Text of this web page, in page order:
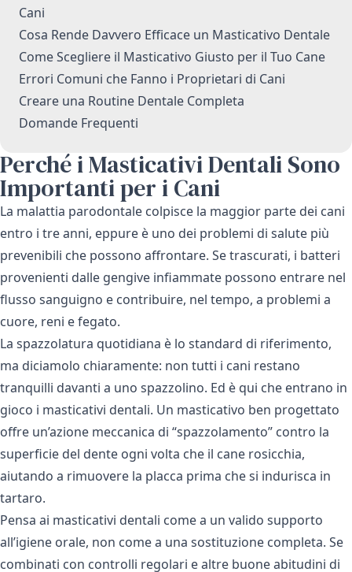
Cani
Cosa Rende Davvero Efficace un Masticativo Dentale
Come Scegliere il Masticativo Giusto per il Tuo Cane
Errori Comuni che Fanno i Proprietari di Cani
Creare una Routine Dentale Completa
Domande Frequenti
Perché i Masticativi Dentali Sono
Importanti per i Cani
La malattia parodontale colpisce la maggior parte dei cani
entro i tre anni, eppure è uno dei problemi di salute più
prevenibili che possono affrontare. Se trascurati, i batteri
provenienti dalle gengive infiammate possono entrare nel
flusso sanguigno e contribuire, nel tempo, a problemi a
cuore, reni e fegato.
La spazzolatura quotidiana è lo standard di riferimento,
ma diciamolo chiaramente: non tutti i cani restano
tranquilli davanti a uno spazzolino. Ed è qui che entrano in
gioco i masticativi dentali. Un masticativo ben progettato
offre un’azione meccanica di “spazzolamento” contro la
superficie del dente ogni volta che il cane rosicchia,
aiutando a rimuovere la placca prima che si indurisca in
tartaro.
Pensa ai masticativi dentali come a un valido supporto
all’igiene orale, non come a una sostituzione completa. Se
combinati con controlli regolari e altre buone abitudini di